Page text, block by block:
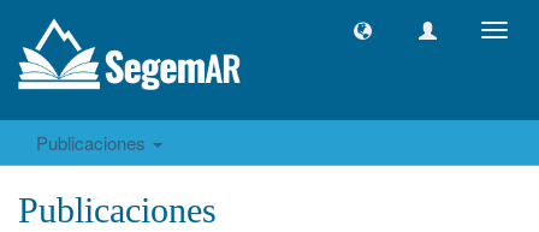
Publicaciones
Publicaciones